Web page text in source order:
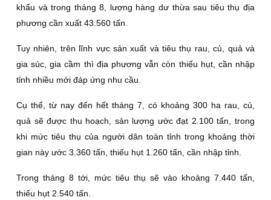
khẩu và trong tháng 8, lượng hàng dư thừa sau tiêu thụ địa
phương cần xuất 43.560 tấn.
Tuy nhiên, trên lĩnh vực sản xuất và tiêu thụ rau, củ, quả và
gia súc, gia cầm thì địa phương vẫn còn thiếu hụt, cần nhập
tỉnh nhiều mới đáp ứng nhu cầu.
Cụ thể, từ nay đến hết tháng 7, có khoảng 300 ha rau, củ,
quả sẽ được thu hoạch, sản lượng ước đạt 2.100 tấn, trong
khi mức tiêu thụ của người dân toàn tỉnh trong khoảng thời
gian này ước 3.360 tấn, thiếu hụt 1.260 tấn, cần nhập tỉnh.
Trong tháng 8 tới, mức tiêu thụ sẽ vào khoảng 7.440 tấn,
thiếu hụt 2.540 tấn.